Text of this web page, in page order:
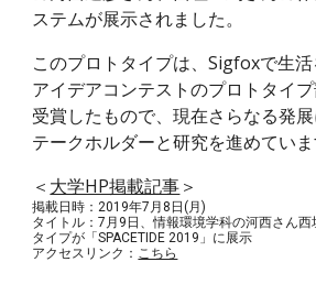
ステムが展示されました。
このプロトタイプは、Sigfoxで生
アイデアコンテストのプロトタイ
受賞したもので、現在さらなる発
テークホルダーと研究を進めていま
＜ 大学HP掲載記事＞
掲載日時：2019年7月8日(月)
タイトル：7月9日、情報環境学科の河西さん西
タイプが「SPACETIDE 2019」に展示
アクセスリンク： こちら